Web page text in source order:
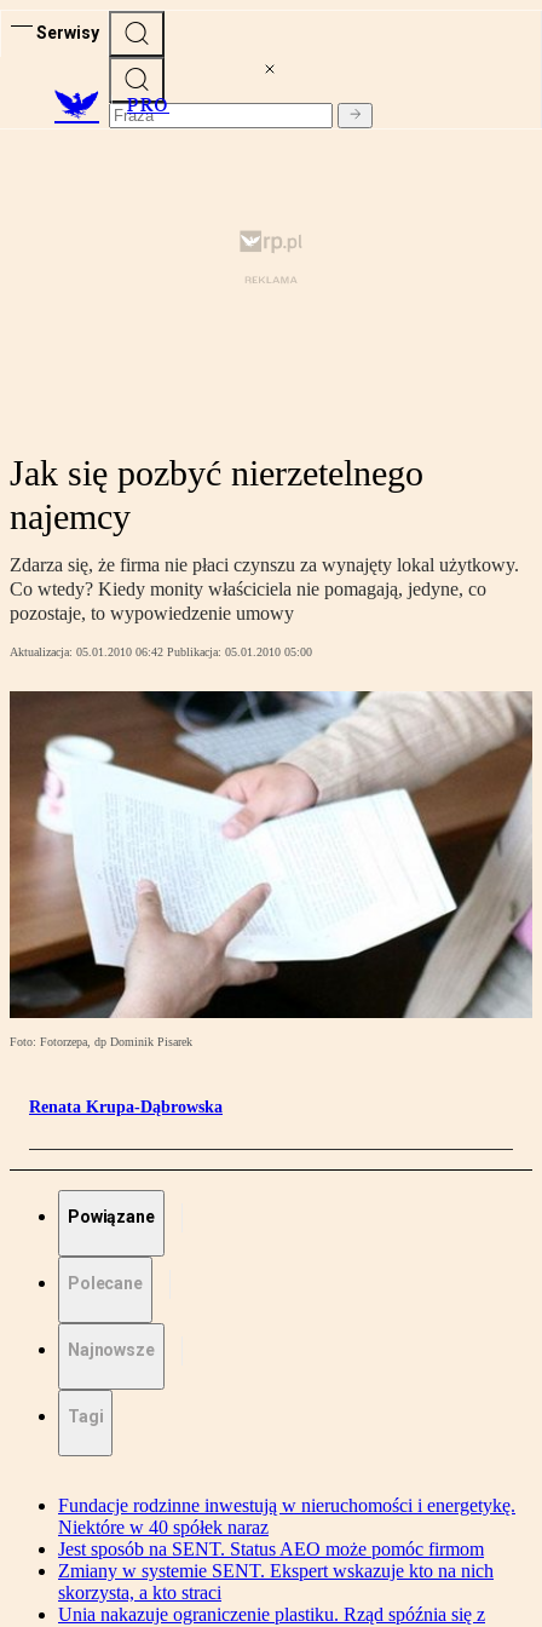
Serwisy
PRO
Jak się pozbyć nierzetelnego
najemcy
Zdarza się, że firma nie płaci czynszu za wynajęty lokal użytkowy.
Co wtedy? Kiedy monity właściciela nie pomagają, jedyne, co
pozostaje, to wypowiedzenie umowy
Aktualizacja: 05.01.2010 06:42 Publikacja: 05.01.2010 05:00
Foto: Fotorzepa, dp Dominik Pisarek
Renata Krupa-Dąbrowska
Powiązane
Polecane
Najnowsze
Tagi
Fundacje rodzinne inwestują w nieruchomości i energetykę.
Niektóre w 40 spółek naraz
Jest sposób na SENT. Status AEO może pomóc firmom
Zmiany w systemie SENT. Ekspert wskazuje kto na nich
skorzysta, a kto straci
Unia nakazuje ograniczenie plastiku. Rząd spóźnia się z